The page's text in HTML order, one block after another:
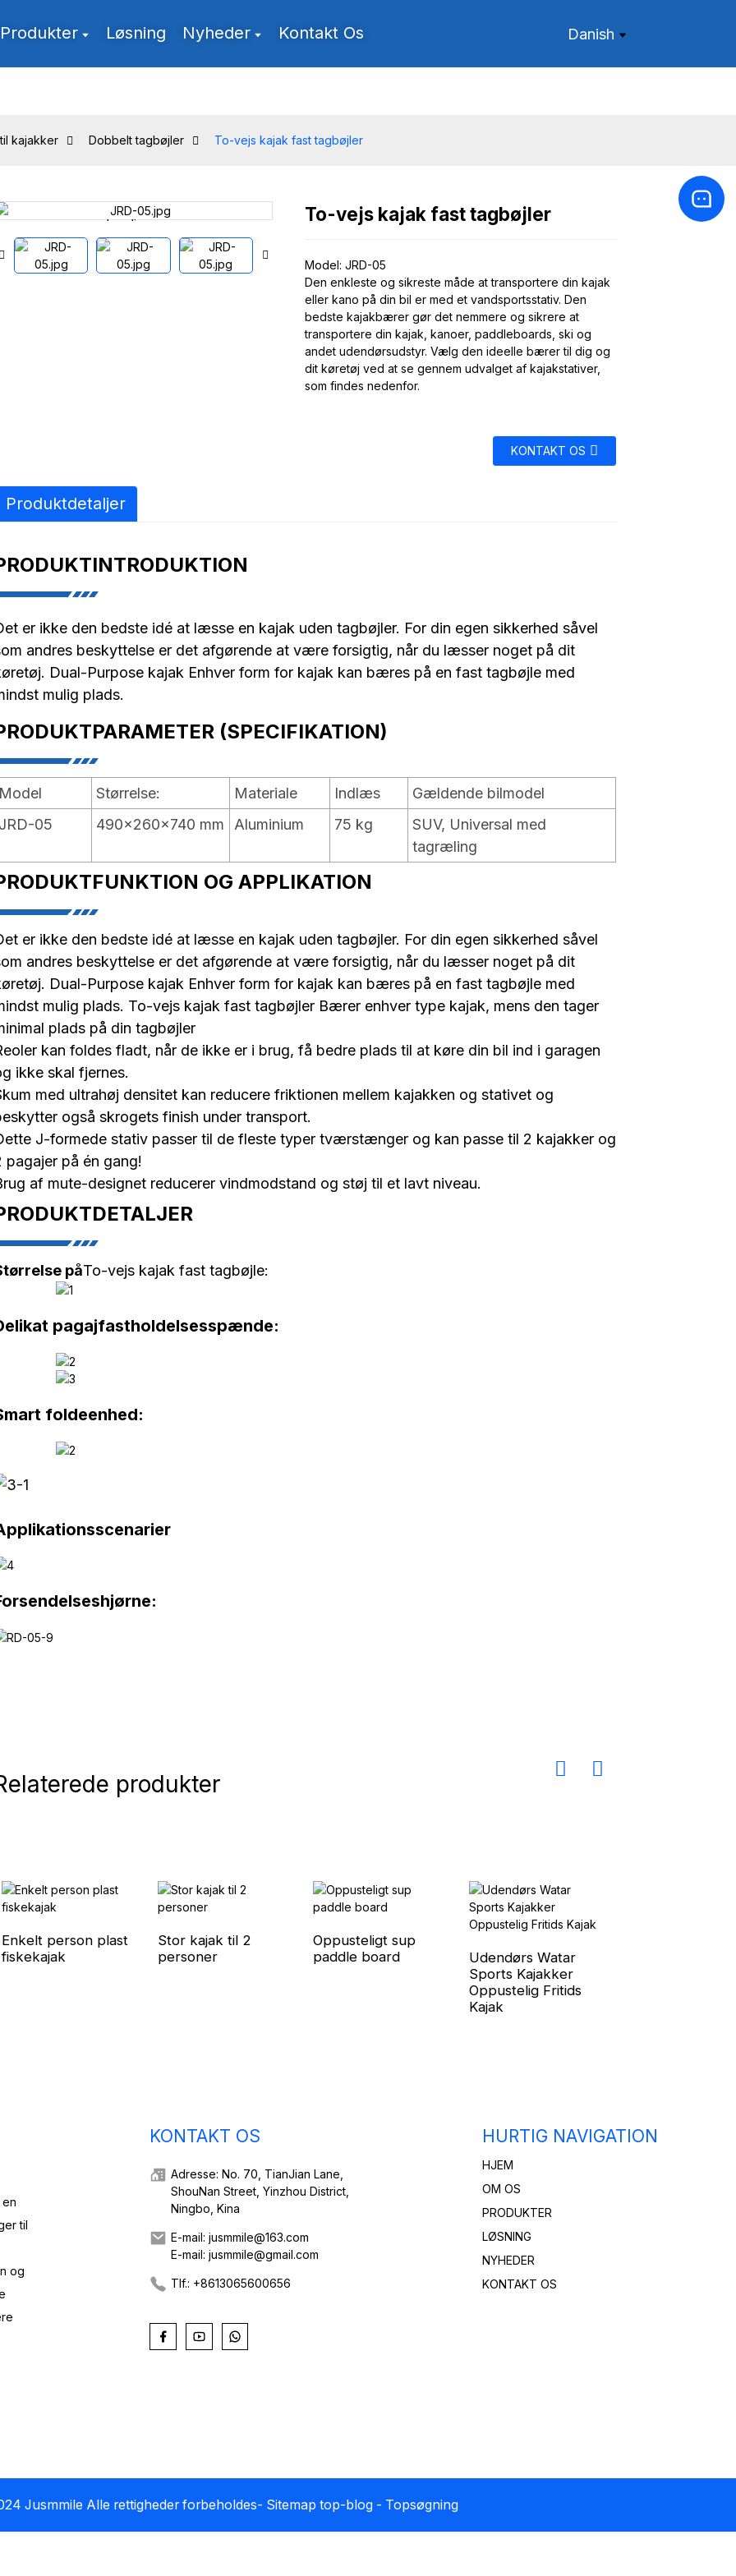
Produkter Løsning Nyheder Kontakt Os Danish
kajakker Dobbelt tagbøjler To-vejs kajak fast tagbøjler
Loading...
Loading... Loading...
Loading...
To-vejs kajak fast tagbøjler
Model: JRD-05
Den enkleste og sikreste måde at transportere din kajak
eller kano på din bil er med et vandsportsstativ. Den
bedste kajakbærer gør det nemmere og sikrere at
transportere din kajak, kanoer, paddleboards, ski og
andet udendørsudstyr. Vælg den ideelle bærer til dig og
dit køretøj ved at se gennem udvalget af kajakstativer,
som findes nedenfor.
KONTAKT OS
Produktdetaljer
er ikke den bedste idé at læsse en kajak uden tagbøjler. For din egen sikkerhed såvel
andres beskyttelse er det afgørende at være forsigtig, når du læsser noget på dit
Dual-Purpose kajak Enhver form for kajak kan bæres på en fast tagbøjle med
mulig plads.
(SPECIFIKATION)
Model Størrelse: Materiale Indlæs
Gældende bilmodel
JRD-05
490x260x740 mm Aluminium 75 kg
SUV, Universal med
tagræling
OG APPLIKATION
er ikke den bedste idé at læsse en kajak uden tagbøjler. For din egen sikkerhed såvel
andres beskyttelse er det afgørende at være forsigtig, når du læsser noget på dit
Dual-Purpose kajak Enhver form for kajak kan bæres på en fast tagbøjle med
mulig plads. To-vejs kajak fast tagbøjler Bærer enhver type kajak, mens den tager
plads på din tagbøjler
kan foldes fladt, når de ikke er i brug, få bedre plads til at køre din bil ind i garagen
ikke skal fjernes.
med ultrahøj densitet kan reducere friktionen mellem kajakken og stativet og
også skrogets finish under transport.
J-formede stativ passer til de fleste typer tværstænger og kan passe til 2 kajakker og
pagajer på én gang!
af mute-designet reducerer vindmodstand og støj til et lavt niveau.
påTo-vejs kajak fast tagbøjle:
pagajfastholdelsesspænde:
foldeenhed:
produkter
Enkelt person plast
fiskekajak
Stor kajak til 2
personer
Oppusteligt sup
paddle board
Udendørs Watar
Sports Kajakker
Oppustelig Fritids
Kajak
til
og
KONTAKT OS
Adresse: No. 70, TianJian Lane,
ShouNan Street, Yinzhou District,
Ningbo, Kina
E-mail: jusmmile@163.com
E-mail: jusmmile@gmail.com
Tlf.: +8613065600656
HURTIG NAVIGATION
HJEM
OM OS
PRODUKTER
LØSNING
NYHEDER
KONTAKT OS
Jusmmile Alle rettigheder forbeholdes- Sitemap top-blog - Topsøgning